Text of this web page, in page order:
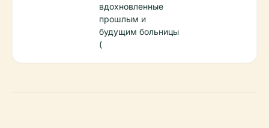
вдохновленные
прошлым и
будущим больницы
(